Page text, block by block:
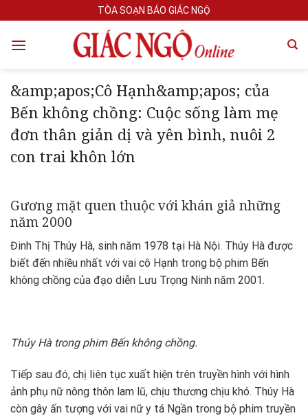
to
content
TÒA SOẠN BÁO GIÁC NGỘ
&amp;apos;Cô Hạnh&amp;apos; của
Bến không chồng: Cuộc sống làm mẹ
đơn thân giản dị và yên bình, nuôi 2
con trai khôn lớn
Gương mặt quen thuộc với khán giả những
năm 2000
Đinh Thị Thúy Hà, sinh năm 1978 tại Hà Nội. Thúy Hà được
biết đến nhiều nhất với vai cô Hạnh trong bộ phim Bến
không chồng của đạo diễn Lưu Trọng Ninh năm 2001.
Thúy Hà trong phim Bến không chồng.
Tiếp sau đó, chị liên tục xuất hiện trên truyền hình với hình
ảnh phụ nữ nông thôn lam lũ, chịu thương chịu khó. Thúy Hà
còn gây ấn tượng với vai nữ y tá Ngần trong bộ phim truyền